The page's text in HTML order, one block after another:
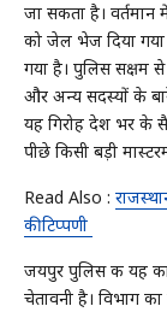
जा सकता है। वर्तमान
को जेल भेज दिया
गया है। पुलिस सक्षम
और अन्य सदस्यों के
यह गिरोह देश भर के
पीछे किसी बड़ी
Read Also :
की टिप्पणी
जयपुर पुलिस की यह
चेतावनी है। विभाग